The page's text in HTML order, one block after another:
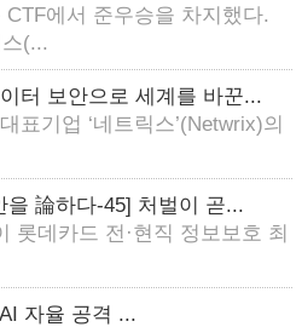
CTF에서 준우승을 차지했다.
(...
터 보안으로 세계를 바꾼...
표기업 ‘네트릭스’(Netwrix)의
論하다-45] 처벌이 곧...
롯데카드 전·현직 정보보호 최
자율 공격 ...